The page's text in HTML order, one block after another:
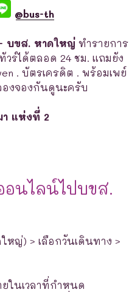
@bus-th
บขส. หาดใหญ่ ทำรายการ
วร์ได้ตลอด 24 ชม. แถมยัง
. บัตรเครดิต . พร้อมเพย์
องจองกันดูนะครับ
แห่งที่ 2
นไลน์ไปบขส.
หญ่) > เลือกวันเดินทาง >
ยในเวลาที่กำหนด